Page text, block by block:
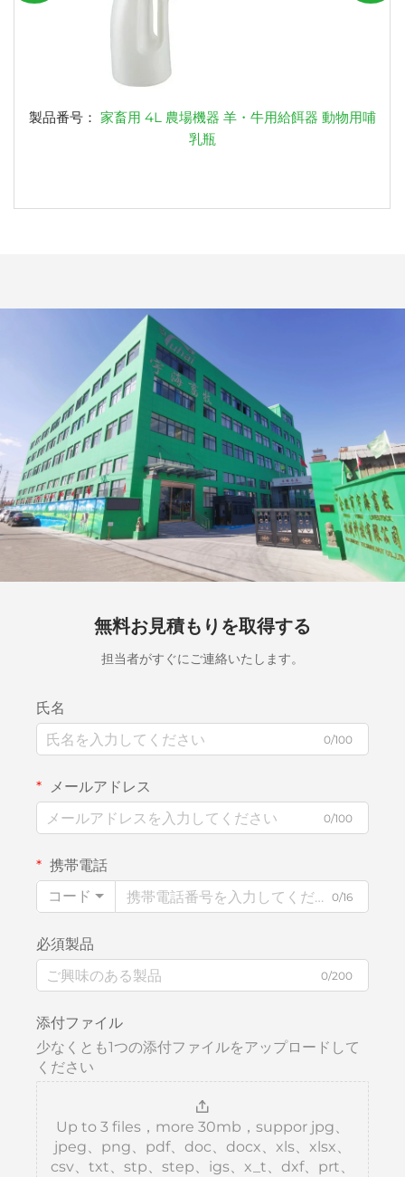
製品番号： 家畜用 4L 農場機器 羊・牛用給餌器 動物用哺
乳瓶
無料お見積もりを取得する
担当者がすぐにご連絡いたします。
氏名
0/100
メールアドレス
0/100
携帯電話
コード
0/16
必須製品
0/200
添付ファイル
少なくとも1つの添付ファイルをアップロードして
ください
Up to 3 files，more 30mb，suppor jpg、
jpeg、png、pdf、doc、docx、xls、xlsx、
csv、txt、stp、step、igs、x_t、dxf、prt、